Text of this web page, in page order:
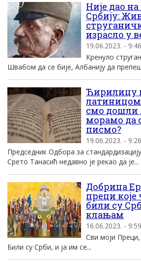
Није дао
Србију:
израсло у
19.06.2023. - 9:46
Кренуло
Швабом да се бије, Албанију да
Ћирилицу
смо дошли
морамо да
писмо?
19.06.2023. - 9:26
Председник Одбора за стандардизацију
Срето Танасић недавно је рекао да је...
Добрица
преци које
били су
клањам
16.06.2023. - 9:59
Сви моји
Били су Срби, и ја им се...